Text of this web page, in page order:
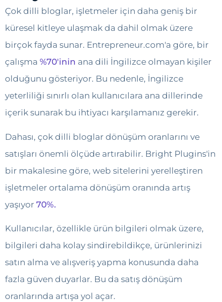
Çok dilli bloglar, işletmeler için daha geniş bir
küresel kitleye ulaşmak da dahil olmak üzere
birçok fayda sunar. Entrepreneur.com'a göre, bir
çalışma %70'inin ana dili İngilizce olmayan kişiler
olduğunu gösteriyor. Bu nedenle, İngilizce
yeterliliği sınırlı olan kullanıcılara ana dillerinde
içerik sunarak bu ihtiyacı karşılamanız gerekir.
Dahası, çok dilli bloglar dönüşüm oranlarını ve
satışları önemli ölçüde artırabilir. Bright Plugins'in
bir makalesine göre, web sitelerini yerelleştiren
işletmeler ortalama dönüşüm oranında artış
yaşıyor 70%.
Kullanıcılar, özellikle ürün bilgileri olmak üzere,
bilgileri daha kolay sindirebildikçe, ürünlerinizi
satın alma ve alışveriş yapma konusunda daha
fazla güven duyarlar. Bu da satış dönüşüm
oranlarında artışa yol açar.